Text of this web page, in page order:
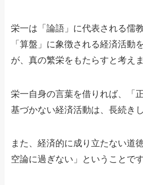
栄一は「論語」に代表される儒
「算盤」に象徴される経済活動
が、真の繁栄をもたらすと考えま
栄一自身の言葉を借りれば、「
基づかない経済活動は、長続きし
また、経済的に成り立たない道
空論に過ぎない」ということです